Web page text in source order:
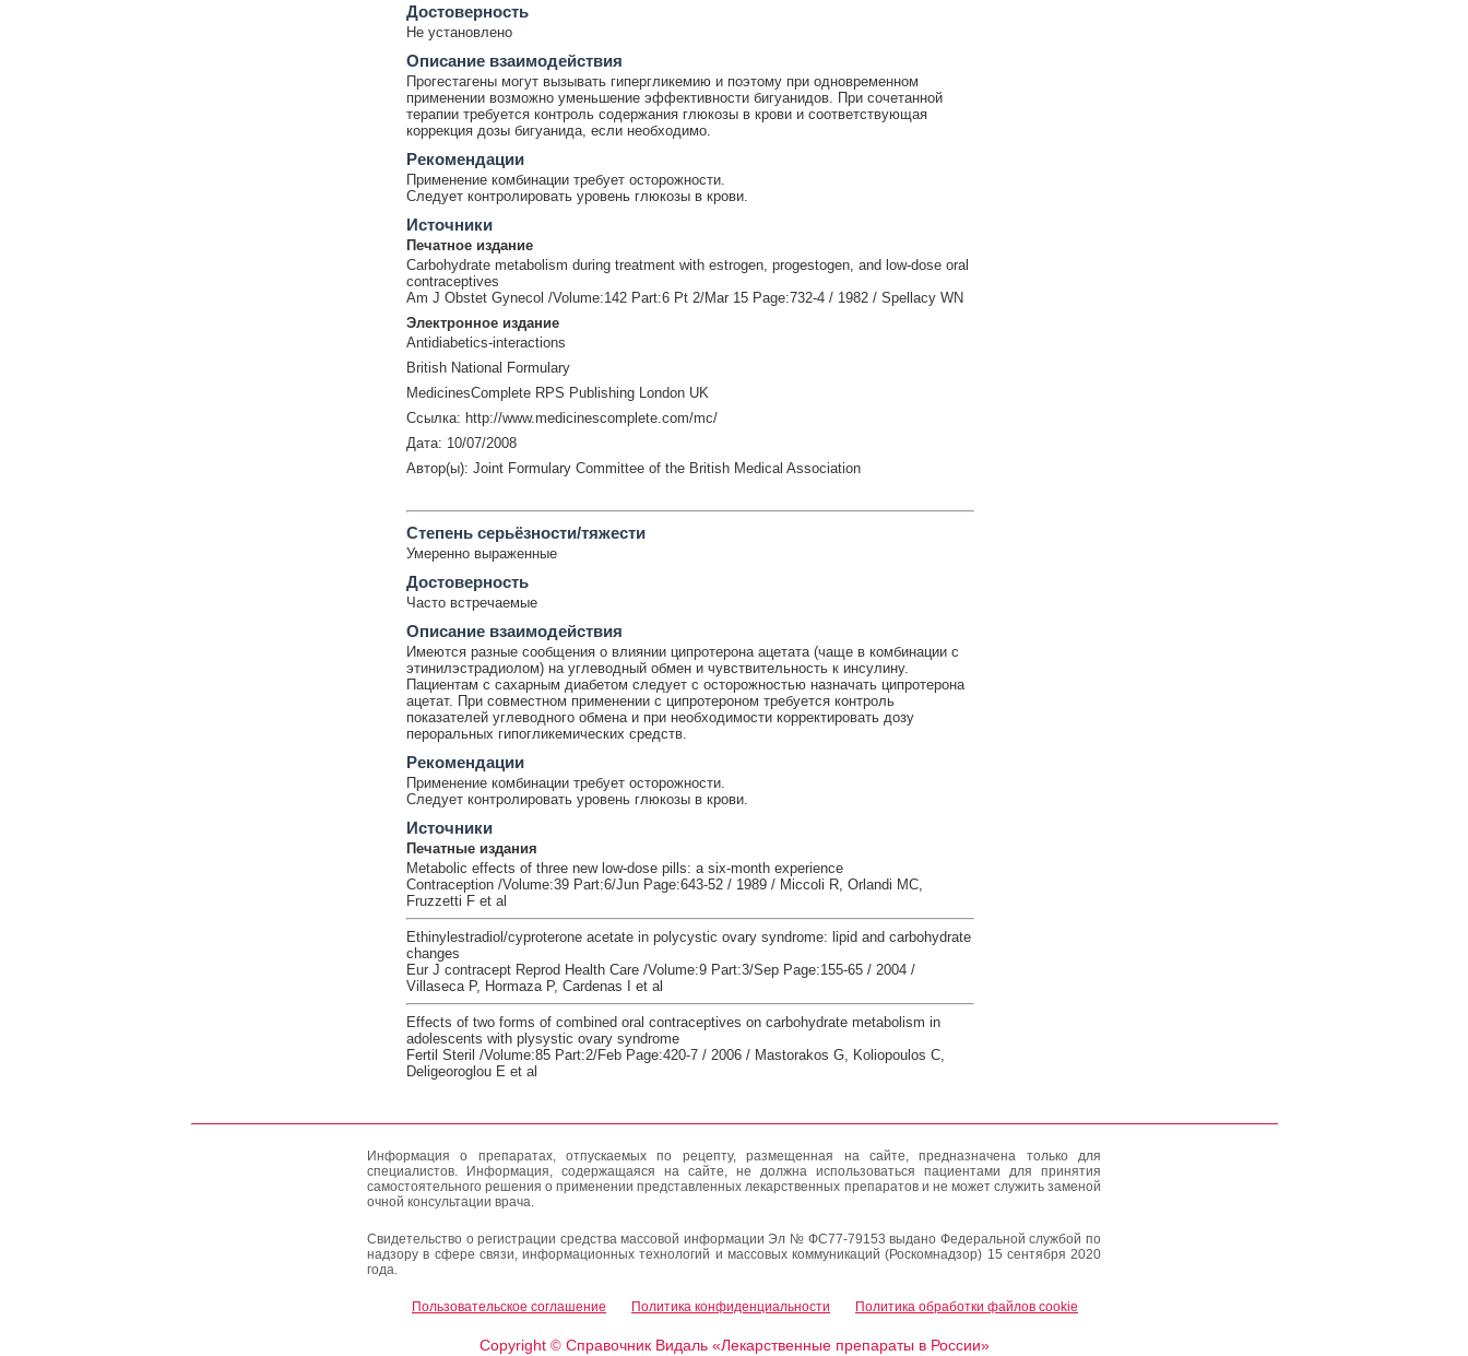
Достоверность
Не установлено
Описание взаимодействия
Прогестагены могут вызывать гипергликемию и поэтому при одновременном
применении возможно уменьшение эффективности бигуанидов. При сочетанной
терапии требуется контроль содержания глюкозы в крови и соответствующая
коррекция дозы бигуанида, если необходимо.
Рекомендации
Применение комбинации требует осторожности.
Следует контролировать уровень глюкозы в крови.
Источники
Печатное издание
Carbohydrate metabolism during treatment with estrogen, progestogen, and low-dose oral
contraceptives
Am J Obstet Gynecol /Volume:142 Part:6 Pt 2/Mar 15 Page:732-4 / 1982 / Spellacy WN
Электронное издание
Antidiabetics-interactions
British National Formulary
MedicinesComplete RPS Publishing London UK
Ссылка: http://www.medicinescomplete.com/mc/
Дата: 10/07/2008
Автор(ы): Joint Formulary Committee of the British Medical Association
Cтепень серьёзности/тяжести
Умеренно выраженные
Достоверность
Часто встречаемые
Описание взаимодействия
Имеются разные сообщения о влиянии ципротерона ацетата (чаще в комбинации с
этинилэстрадиолом) на углеводный обмен и чувствительность к инсулину.
Пациентам с сахарным диабетом следует с осторожностью назначать ципротерона
ацетат. При совместном применении с ципротероном требуется контроль
показателей углеводного обмена и при необходимости корректировать дозу
пероральных гипогликемических средств.
Рекомендации
Применение комбинации требует осторожности.
Следует контролировать уровень глюкозы в крови.
Источники
Печатные издания
Metabolic effects of three new low-dose pills: a six-month experience
Contraception /Volume:39 Part:6/Jun Page:643-52 / 1989 / Miccoli R, Orlandi MC,
Fruzzetti F et al
Ethinylestradiol/cyproterone acetate in polycystic ovary syndrome: lipid and carbohydrate
changes
Eur J contracept Reprod Health Care /Volume:9 Part:3/Sep Page:155-65 / 2004 /
Villaseca P, Hormaza P, Cardenas I et al
Effects of two forms of combined oral contraceptives on carbohydrate metabolism in
adolescents with plysystic ovary syndrome
Fertil Steril /Volume:85 Part:2/Feb Page:420-7 / 2006 / Mastorakos G, Koliopoulos C,
Deligeoroglou E et al
Информация о препаратах, отпускаемых по рецепту, размещенная на сайте, предназначена только для
специалистов. Информация, содержащаяся на сайте, не должна использоваться пациентами для принятия
самостоятельного решения о применении представленных лекарственных препаратов и не может служить заменой
очной консультации врача.
Свидетельство о регистрации средства массовой информации Эл № ФС77-79153 выдано Федеральной службой по
надзору в сфере связи, информационных технологий и массовых коммуникаций (Роскомнадзор) 15 сентября 2020
года.
Пользовательское соглашение Политика конфиденциальности Политика обработки файлов cookie
Copyright ©Справочник Видаль «Лекарственные препараты в России»